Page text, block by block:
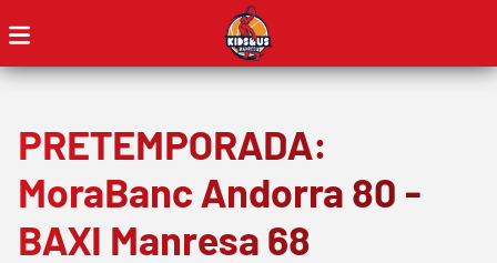
PRETEMPORADA:
MoraBanc Andorra 80 -
BAXI Manresa 68